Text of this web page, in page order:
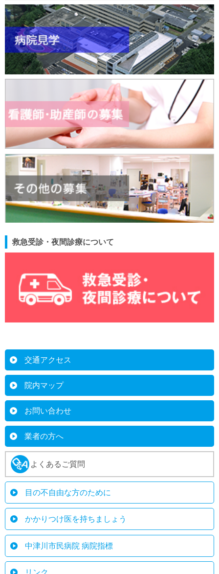
救急受診・夜間診療について
交通アクセス
院内マップ
お問い合わせ
業者の方へ
よくあるご質問
目の不自由な方のために
かかりつけ医を持ちましょう
中津川市民病院 病院指標
リンク